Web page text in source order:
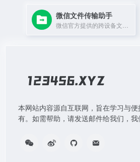
微信文件传输助手
本网站内容源自互联网，旨在学习与
有。如需帮助，请发送邮件给我们，我